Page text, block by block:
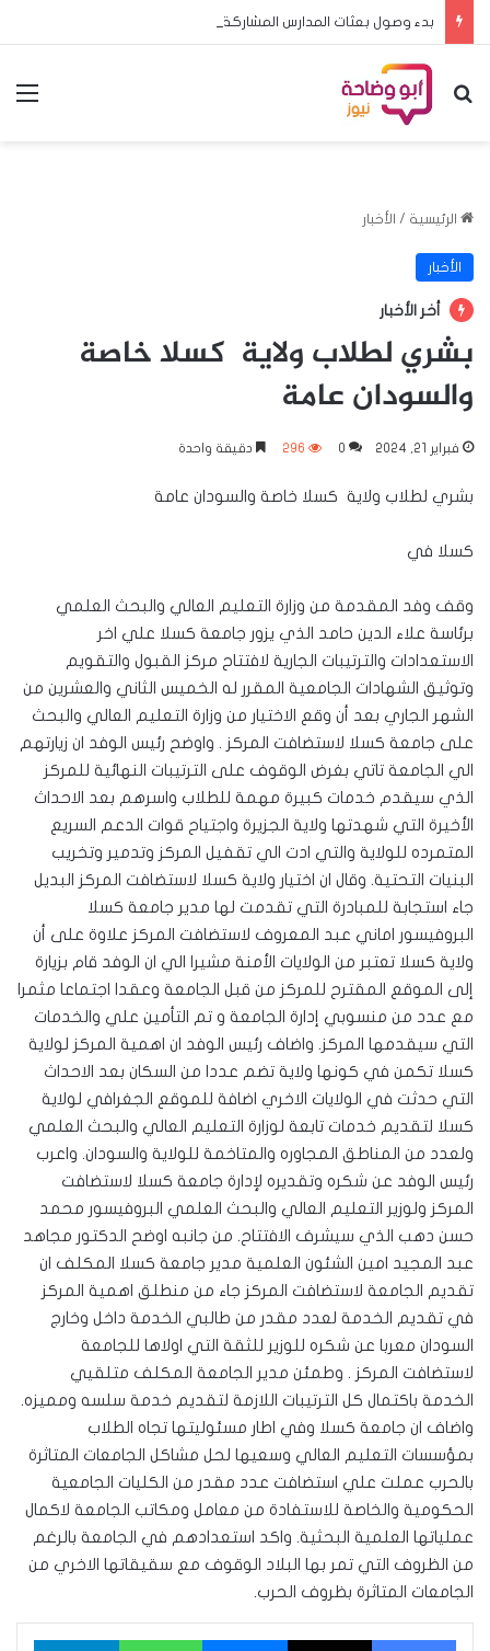
بحث عن
الرئيسية / الأخبار
الأخبار
أخر الأخبار
بشري لطلاب ولاية كسلا خاصة
والسودان عامة
فبراير 21, 2024 0
296 دقيقة واحدة
بشري لطلاب ولاية كسلا خاصة والسودان عامة
كسلا في
وقف وفد المقدمة من وزارة التعليم العالي والبحث العلمي
برئاسة علاء الدين حامد الذي يزور جامعة كسلا علي اخر
الاستعدادات والترتيبات الجارية لافتتاح مركز القبول والتقويم
وتوثيق الشهادات الجامعية المقرر له الخميس الثاني والعشرين من
الشهر الجاري بعد أن وقع الاختيار من وزارة التعليم العالي والبحث
على جامعة كسلا لاستضافت المركز . واوضح رئيس الوفد ان زيارتهم
الي الجامعة تاتي بغرض الوقوف على الترتيبات النهائية للمركز
الذي سيقدم خدمات كبيرة مهمة للطلاب واسرهم بعد الاحداث
الأخيرة التي شهدتها ولاية الجزيرة واجتياح قوات الدعم السريع
المتمرده للولاية والتي ادت الي تقفيل المركز وتدمير وتخريب
البنيات التحتية. وقال ان اختيار ولاية كسلا لاستضافت المركز البديل
جاء استجابة للمبادرة التي تقدمت لها مدير جامعة كسلا
البروفيسور اماني عبد المعروف لاستضافت المركز علاوة على أن
ولاية كسلا تعتبر من الولايات الأمنة مشيرا الي ان الوفد قام بزيارة
إلى الموقع المقترح للمركز من قبل الجامعة وعقدا اجتماعا مثمرا
مع عدد من منسوبي إدارة الجامعة و تم التأمين علي والخدمات
التي سيقدمها المركز. واضاف رئيس الوفد ان اهمية المركز لولاية
كسلا تكمن في كونها ولاية تضم عددا من السكان بعد الاحداث
التي حدثت في الولايات الاخري اضافة للموقع الجغرافي لولاية
كسلا لتقديم خدمات تابعة لوزارة التعليم العالي والبحث العلمي
ولعدد من المناطق المجاوره والمتاخمة للولاية والسودان. واعرب
رئيس الوفد عن شكره وتقديره لإدارة جامعة كسلا لاستضافت
المركز ولوزير التعليم العالي والبحث العلمي البروفيسور محمد
حسن دهب الذي سيشرف الافتتاح. من جانبه اوضح الدكتور مجاهد
عبد المجيد امين الشئون العلمية مدير جامعة كسلا المكلف ان
تقديم الجامعة لاستضافت المركز جاء من منطلق اهمية المركز
في تقديم الخدمة لعدد مقدر من طالبي الخدمة داخل وخارج
السودان معربا عن شكره للوزير للثقة التي اولاها للجامعة
لاستضافت المركز . وطمئن مدير الجامعة المكلف متلقيي
الخدمة باكتمال كل الترتيبات اللازمة لتقديم خدمة سلسه ومميزه.
واضاف ان جامعة كسلا وفي اطار مسئوليتها تجاه الطلاب
بمؤسسات التعليم العالي وسعيها لحل مشاكل الجامعات المتاثرة
بالحرب عملت علي استضافت عدد مقدر من الكليات الجامعية
الحكومية والخاصة للاستفادة من معامل ومكاتب الجامعة لاكمال
عملياتها العلمية البحثية. واكد استعدادهم في الجامعة بالرغم
من الظروف التي تمر بها البلاد الوقوف مع سقيقاتها الاخري من
الجامعات المتاثرة بظروف الحرب.
فيسبوك ‫X ماسنجر واتساب